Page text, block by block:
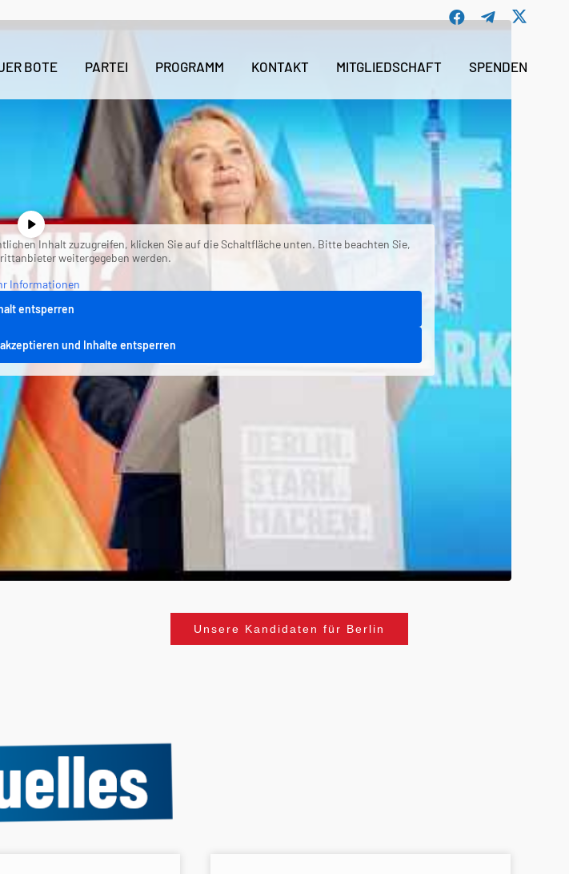
Facebook
BOTE PARTEI PROGRAMM KONTAKT MITGLIEDSCHAFT SPENDEN
Inhalt zuzugreifen, klicken Sie auf die Schaltfläche unten. Bitte beachten Sie,
weitergegeben werden.
Informationen
entsperren
und Inhalte entsperren
Unsere Kandidaten für Berlin